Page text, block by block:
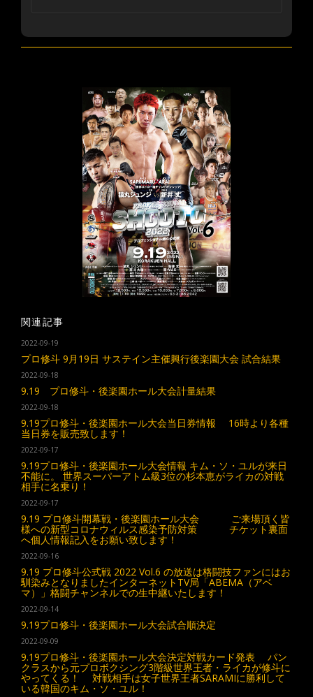
関連記事
2022-09-19
プロ修斗 9月19日 サステイン主催興行後楽園大会 試合結果
2022-09-18
9.19 プロ修斗・後楽園ホール大会計量結果
2022-09-18
9.19プロ修斗・後楽園ホール大会当日券情報 16時より各種
当日券を販売致します！
2022-09-17
9.19プロ修斗・後楽園ホール大会情報 キム・ソ・ユルが来日
不能に。 世界スーパーアトム級3位の杉本恵がライカの対戦
相手に名乗り！
2022-09-17
9.19 プロ修斗開幕戦・後楽園ホール大会 ご来場頂く皆
様への新型コロナウィルス感染予防対策 チケット裏面
へ個人情報記入をお願い致します！
2022-09-16
9.19 プロ修斗公式戦 2022 Vol.6 の放送は格闘技ファンにはお
馴染みとなりましたインターネットTV局「ABEMA（アベ
マ）」格闘チャンネルでの生中継いたします！
2022-09-14
9.19プロ修斗・後楽園ホール大会試合順決定
2022-09-09
9.19プロ修斗・後楽園ホール大会決定対戦カード発表 パン
クラスから元プロボクシング3階級世界王者・ライカが修斗に
やってくる！ 対戦相手は女子世界王者SARAMIに勝利して
いる韓国のキム・ソ・ユル！